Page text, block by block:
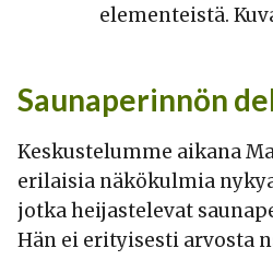
elementeistä.
Saunaperinnön
Keskustelumme aikana
erilaisia näkökulmia
jotka heijastelevat
Hän ei erityisesti arvosta